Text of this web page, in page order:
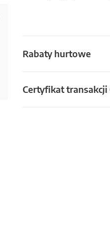
Rabaty hurtowe
Certyfikat transakcji